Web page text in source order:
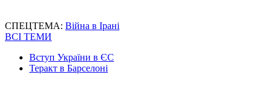
СПЕЦТЕМА: Війна в Ірані
ВСІ ТЕМИ
Вступ України в ЄС
Теракт в Барселоні